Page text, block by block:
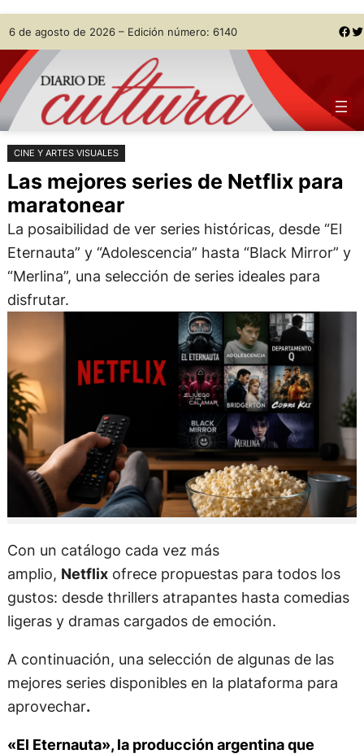
Saltar
al
contenido
Skip
to
content
6 de agosto de 2026 – Edición número: 6140 Facebook Twitter
CINE Y ARTES VISUALES
Las mejores series de Netflix para
maratonear
La posaibilidad de ver series históricas, desde “El
Eternauta” y “Adolescencia” hasta “Black Mirror” y
“Merlina”, una selección de series ideales para
disfrutar.
Con un catálogo cada vez más
amplio, Netflixofrece propuestas para todos los
gustos: desde thrillers atrapantes hasta comedias
ligeras y dramas cargados de emoción.
A continuación, una selección de algunas de las
mejores series disponibles en la plataforma para
aprovechar.
«El Eternauta», la producción argentina que